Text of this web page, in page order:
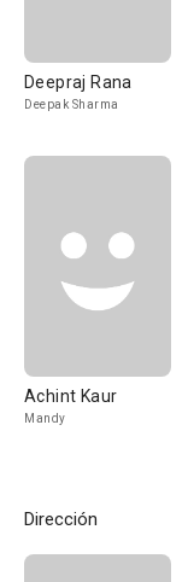
Deepraj Rana
Deepak Sharma
Achint Kaur
Mandy
Dirección